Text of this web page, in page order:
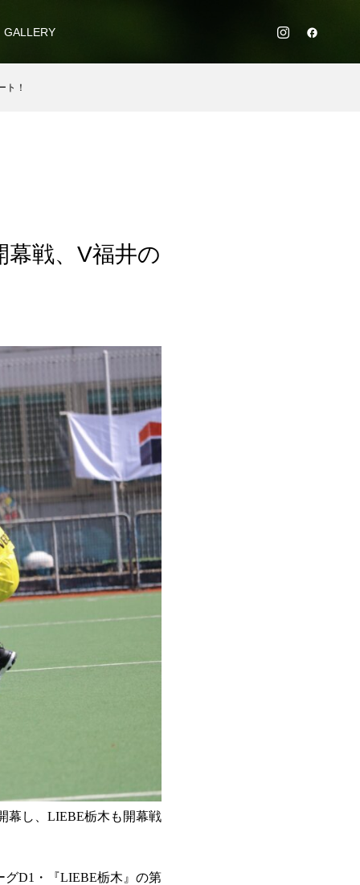
GALLERY
ト！
幕戦、V福井の
幕し、LIEBE栃木も開幕戦
グD1・『LIEBE栃木』の第